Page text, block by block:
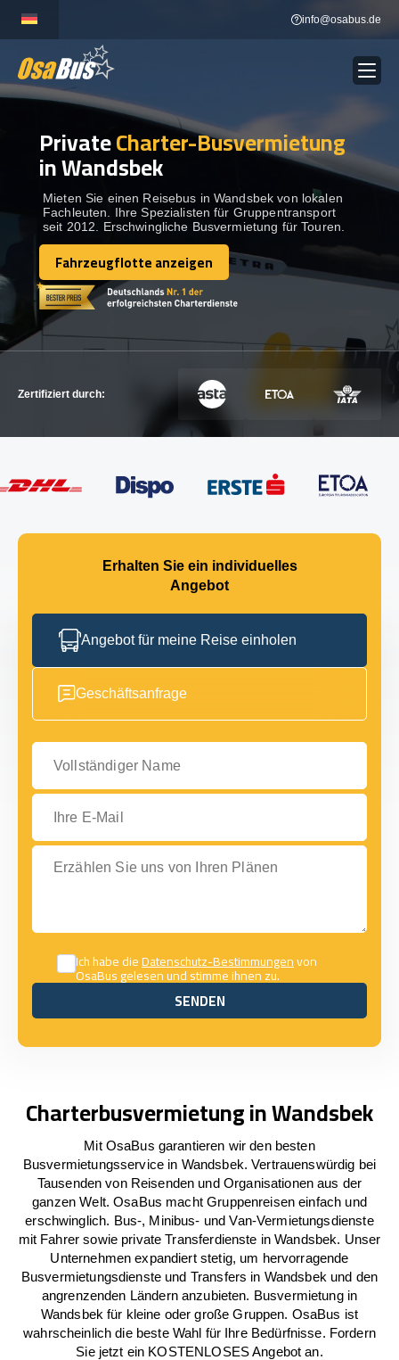
content
info@osabus.de
BUSVERMIETUNG Show dropdown
REISEZIELE Show dropdown
FLOTTE
KONTAKTIEREN SIE UNS
KONTAKTIEREN SIE UNS
PrivateCharter-Busvermietung
in Wandsbek
Mieten Sie einen Reisebus in Wandsbek von lokalen
Fachleuten. Ihre Spezialisten für Gruppentransport
seit 2012. Erschwingliche Busvermietung für Touren.
Fahrzeugflotte anzeigen
Fahrzeugflotte anzeigen
Zertifiziert durch:
Erhalten Sie ein individuelles
Angebot
Angebot für meine Reise einholen
Geschäftsanfrage
Vollständiger Name
Ihre E-Mail
Erzählen Sie uns von Ihren Plänen
Ich habe dieDatenschutz-Bestimmungenvon
OsaBus gelesen und stimme ihnen zu.
SENDEN
SENDEN
Charterbusvermietung in Wandsbek
Mit OsaBus garantieren wir den besten
Busvermietungsservice in Wandsbek. Vertrauenswürdig bei
Tausenden von Reisenden und Organisationen aus der
ganzen Welt. OsaBus macht Gruppenreisen einfach und
erschwinglich. Bus-, Minibus- und Van-Vermietungsdienste
mit Fahrer sowie private Transferdienste in Wandsbek. Unser
Unternehmen expandiert stetig, um hervorragende
Busvermietungsdienste und Transfers in Wandsbek und den
angrenzenden Ländern anzubieten. Busvermietung in
Wandsbek für kleine oder große Gruppen. OsaBus ist
wahrscheinlich die beste Wahl für Ihre Bedürfnisse. Fordern
Sie jetzt ein KOSTENLOSES Angebot an.